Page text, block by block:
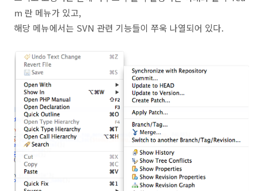
m 란 메뉴가 있고,
해당 메뉴에서는 SVN 관련 기능들이 쭈욱 나열되어 있다.